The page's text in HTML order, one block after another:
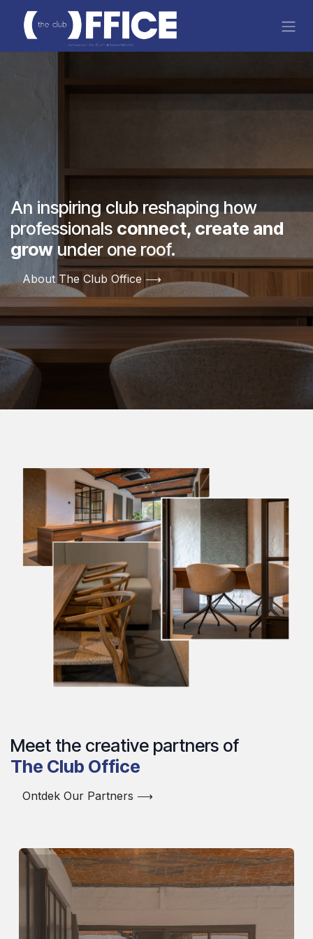
Overslaan naar inhoud
An inspiring club reshaping how
professionals connect, create and
grow under one roof.
About The Club Office ⟶
Meet the creative partners of
The Club Office
Ontdek Our Partners ⟶